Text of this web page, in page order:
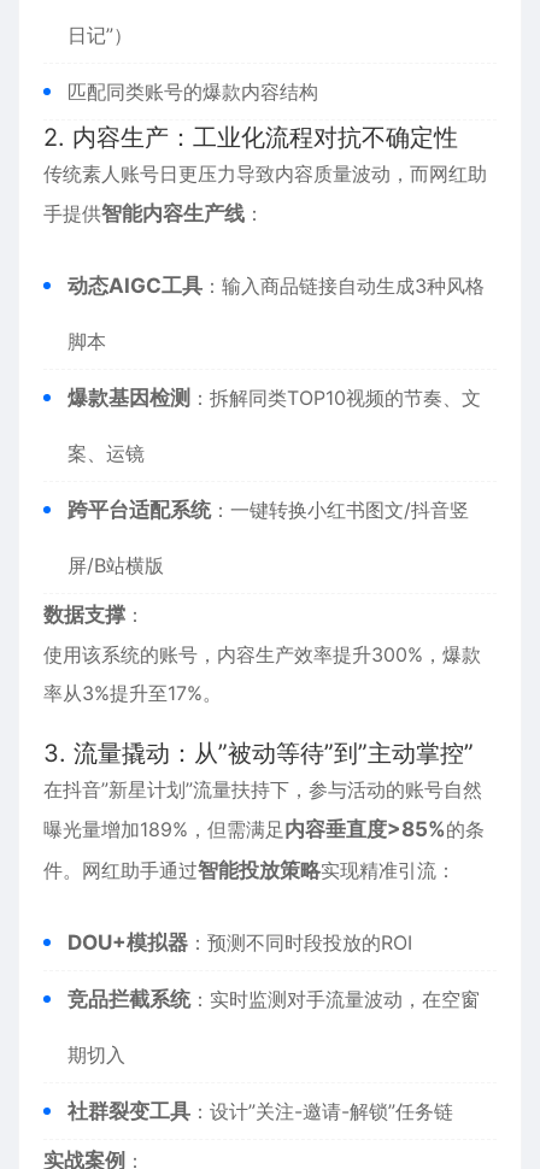
日记”）
匹配同类账号的爆款内容结构
2. 内容生产：工业化流程对抗不确定性
传统素人账号日更压力导致内容质量波动，而网红助
手提供智能内容生产线 ：
动态AIGC工具 ：输入商品链接自动生成3种风格
脚本
爆款基因检测 ：拆解同类TOP10视频的节奏、文
案、运镜
跨平台适配系统：一键转换小红书图文/抖音竖
屏/B站横版
数据支撑 ：
使用该系统的账号，内容生产效率提升300%，爆款
率从3%提升至17%。
3. 流量撬动：从”被动等待”到”主动掌控”
在抖音”新星计划”流量扶持下，参与活动的账号自然
曝光量增加189%，但需满足内容垂直度>85%的条
件。网红助手通过智能投放策略实现精准引流：
DOU+模拟器 ：预测不同时段投放的ROI
竞品拦截系统：实时监测对手流量波动，在空窗
期切入
社群裂变工具 ：设计”关注-邀请-解锁”任务链
实战案例 ：